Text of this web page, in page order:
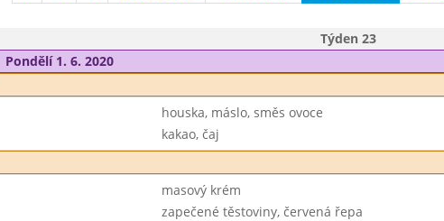
Týden 23
Pondělí 1. 6. 2020
houska, máslo, směs ovoce
kakao, čaj
masový krém
zapečené těstoviny, červená řepa